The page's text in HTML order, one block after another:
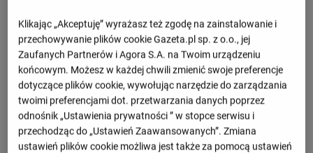
Informacje o meczu
ME, Faza finałowa
Sobota 09.09.2023, godzina 17:30
Wiadomości
Klikając „Akceptuję” wyrażasz też zgodę na zainstalowanie i
przechowywanie plików cookie Gazeta.pl sp. z o.o., jej
Zaufanych Partnerów i Agora S.A. na Twoim urządzeniu
końcowym. Możesz w każdej chwili zmienić swoje preferencje
dotyczące plików cookie, wywołując narzędzie do zarządzania
twoimi preferencjami dot. przetwarzania danych poprzez
odnośnik „Ustawienia prywatności ” w stopce serwisu i
przechodząc do „Ustawień Zaawansowanych”. Zmiana
ustawień plików cookie możliwa jest także za pomocą ustawień